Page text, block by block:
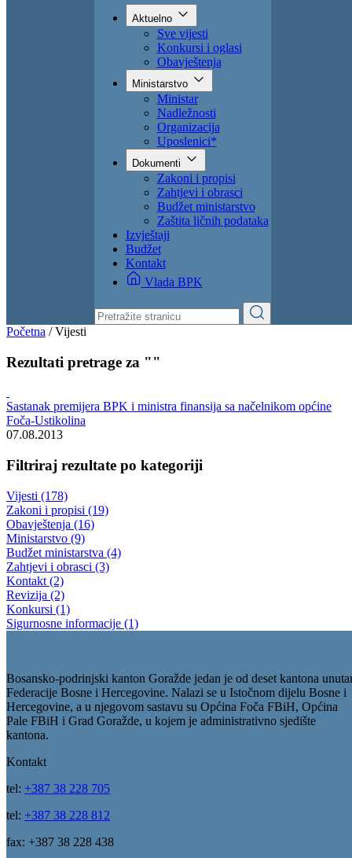
Aktuelno
Sve vijesti
Konkursi i oglasi
Obavještenja
Ministarstvo
Ministar
Nadležnosti
Organizacija
Uposlenici*
Dokumenti
Zakoni i propisi
Zahtjevi i obrasci
Budžet ministarstvo
Zaštita ličnih podataka
Izvještaji
Budžet
Kontakt
Vlada BPK
Početna /Vijesti
Rezultati pretrage za ""
Sastanak premijera BPK i ministra finansija sa načelnikom općine
Foča-Ustikolina
07.08.2013
Filtriraj rezultate po kategoriji
Vijesti (178)
Zakoni i propisi (19)
Obavještenja (16)
Ministarstvo (9)
Budžet ministarstva (4)
Zahtjevi i obrasci (3)
Kontakt (2)
Revizija (2)
Konkursi (1)
Sigurnosne informacije (1)
Bosansko-podrinjski kanton Goražde jedan je od deset kantona
Federacije Bosne i Hercegovine. Nalazi se u Istočnom dijelu Bosne i
Hercegovine, a u njegovom sastavu su Općina Foča FBiH, Općina
Pale FBiH i Grad Goražde, u kojem je administrativno sjedište
kantona.
Kontakt
tel: +387 38 228 705
tel: +387 38 228 812
fax: +387 38 228 438